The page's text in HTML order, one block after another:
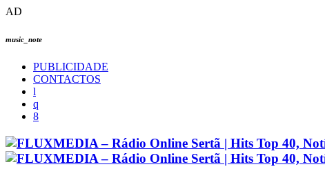
AD
music_note
PUBLICIDADE
CONTACTOS